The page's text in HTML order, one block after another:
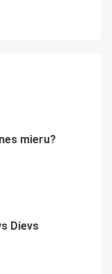
mieru?
Dievs